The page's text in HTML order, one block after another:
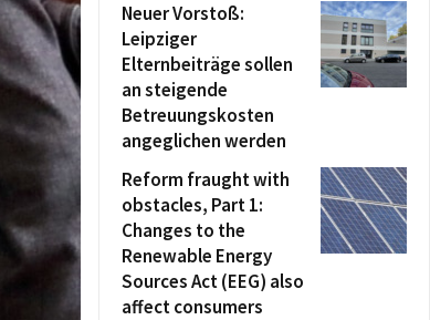
Neuer Vorstoß:
Leipziger
Elternbeiträge sollen
an steigende
Betreuungskosten
angeglichen werden
Reform fraught with
obstacles, Part 1:
Changes to the
Renewable Energy
Sources Act (EEG) also
affect consumers